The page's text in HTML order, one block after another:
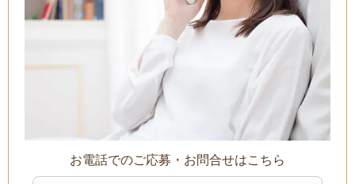
お電話でのご応募・お問合せはこちら